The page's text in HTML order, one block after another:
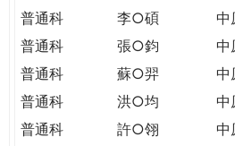
普通科
李○碩
中
普通科
張○鈞
中
普通科
蘇○羿
中
普通科
洪○均
中
普通科
許○翎
中